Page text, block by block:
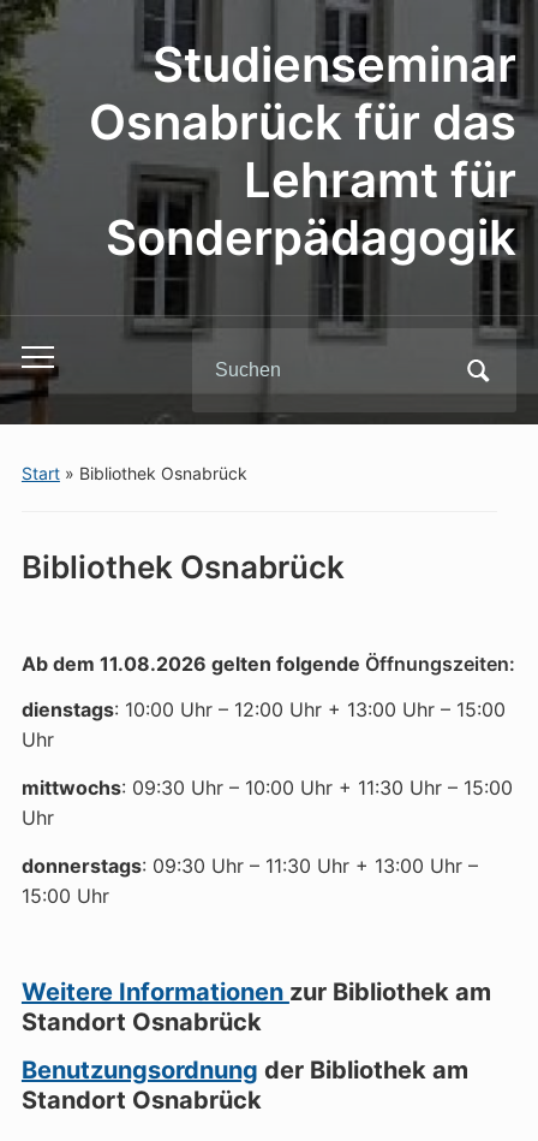
Studienseminar
Osnabrück für das
Lehramt für
Sonderpädagogik
Toggle
mobile
menu
Search
for:
Start» Bibliothek Osnabrück
Bibliothek Osnabrück
Ab dem 11.08.2026 gelten folgende Öffnungszeiten:
dienstags: 10:00 Uhr – 12:00 Uhr + 13:00 Uhr – 15:00
Uhr
mittwochs: 09:30 Uhr – 10:00 Uhr + 11:30 Uhr – 15:00
Uhr
donnerstags: 09:30 Uhr – 11:30 Uhr + 13:00 Uhr –
15:00 Uhr
Weitere Informationen zur Bibliothek am
Standort Osnabrück
Benutzungsordnung der Bibliothek am
Standort Osnabrück